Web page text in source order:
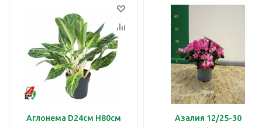
Аглонема D24см H80см Азалия 12/25-30